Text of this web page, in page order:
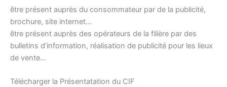
être présent auprès du consommateur par de la publicité,
brochure, site internet…
être présent auprès des opérateurs de la filière par des
bulletins d’information, réalisation de publicité pour les lieux
de vente…
Télécharger la Présentatation du CIF